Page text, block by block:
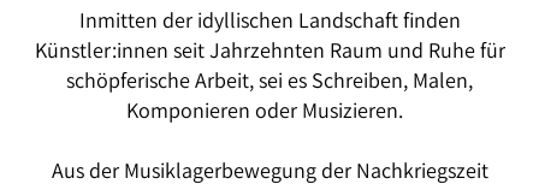
Inmitten der idyllischen Landschaft finden
Künstler:innen seit Jahrzehnten Raum und Ruhe für
schöpferische Arbeit, sei es Schreiben, Malen,
Komponieren oder Musizieren.
Aus der Musiklagerbewegung der Nachkriegszeit